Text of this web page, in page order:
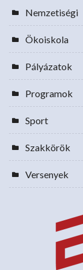
Nemzetiségi
Ökoiskola
Pályázatok
Programok
Sport
Szakkörök
Versenyek